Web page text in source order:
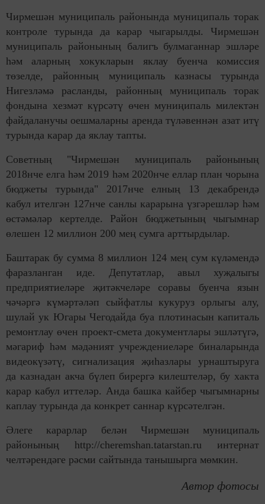
Чирмешән муниципаль районында муниципаль торак
контроле турында да карар чыгарылды. Чирмешән
муниципаль районының балигъ булмаганнар эшләре
һәм аларның хокукларын яклау буенча комиссия
төзелде, районның муниципаль казнасы турында
Нигезләмә расланды, районның муниципаль торак
фондына хезмәт күрсәтү өчен муниңипаль милектән
файдаланучы оешмаларны аренда түләвеннән азат итү
турында карар да яклау тапты.
Советның "Чирмешән муниципаль районының
2018нче елга һәм 2019 һәм 2020нче еллар план чорына
бюджеты турында" 2017нче елның 13 декабрендә
кабул ителгән 127нче санлы карарына үзгәрешләр һәм
өстәмәләр кертелде. Район бюджетының чыгымнар
өлешен 12 миллион 200 мең сумга арттырдылар.
Баштарак бу сумма 8 миллион 124 мең сум күләмендә
фаразланган иде. Депутатлар, авыл хуҗалыгы
предприятиеләре җитәкчеләре соравы буенча язын
чәчәргә күмәртәләп сыйфатлы кукуруз орлыгы алу,
шулай ук Югары Чегодайда буа плотинасын капиталь
ремонтлау өчен проект-смета документлары эшләтүгә,
мәгариф һәм мәдәният учреждениеләре биналарында
видеокүзәтү, сигнализация җиһазлары урнаштыруга
да казнадан акча бүлеп бирергә килештеләр, бу хакта
карар кабул иттеләр. Анда башка кайбер чыгымнарны
каплау турында да конкрет саннар күрсәтелгән.
Әлеге карарлар белән Чирмешән муниципаль
районының http://сheremshan.tatarstan.ru интернат
челтәрендәге рәсми сайтында танышырга мөмкин.
Автор фотосы